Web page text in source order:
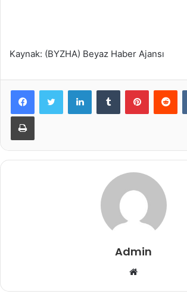
Kaynak: (BYZHA) Beyaz Haber Ajansı
LinkedInTumblr Pinterest
Yazdır
Admin
Web